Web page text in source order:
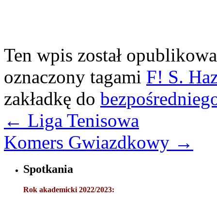
Ten wpis został
oznaczony tagami F! S.
zakładkę do
← Liga Tenisowa
Komers Gwiazdkowy →
Spotkania
Rok akademicki 2022/2023: